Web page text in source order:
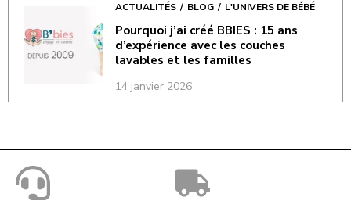
ACTUALITÉS BLOG L'UNIVERS DE BÉBÉ
Pourquoi j’ai créé BBIES : 15 ans
d’expérience avec les couches
lavables et les familles
14 janvier 2026